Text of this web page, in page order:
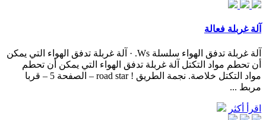
آلة غربلة فعالة
آلة غربلة تدفق الهواء سلسلة Ws. · آلة غربلة تدفق الهواء التي يمكن
أن تحطم مواد التكتل آلة غربلة تدفق الهواء التي يمكن أن تحطم
مواد التكتل خلاصة. نجمة الطريق ! road star – الصفحة 5 – قربا
مربط ...
اقرأ أكثر